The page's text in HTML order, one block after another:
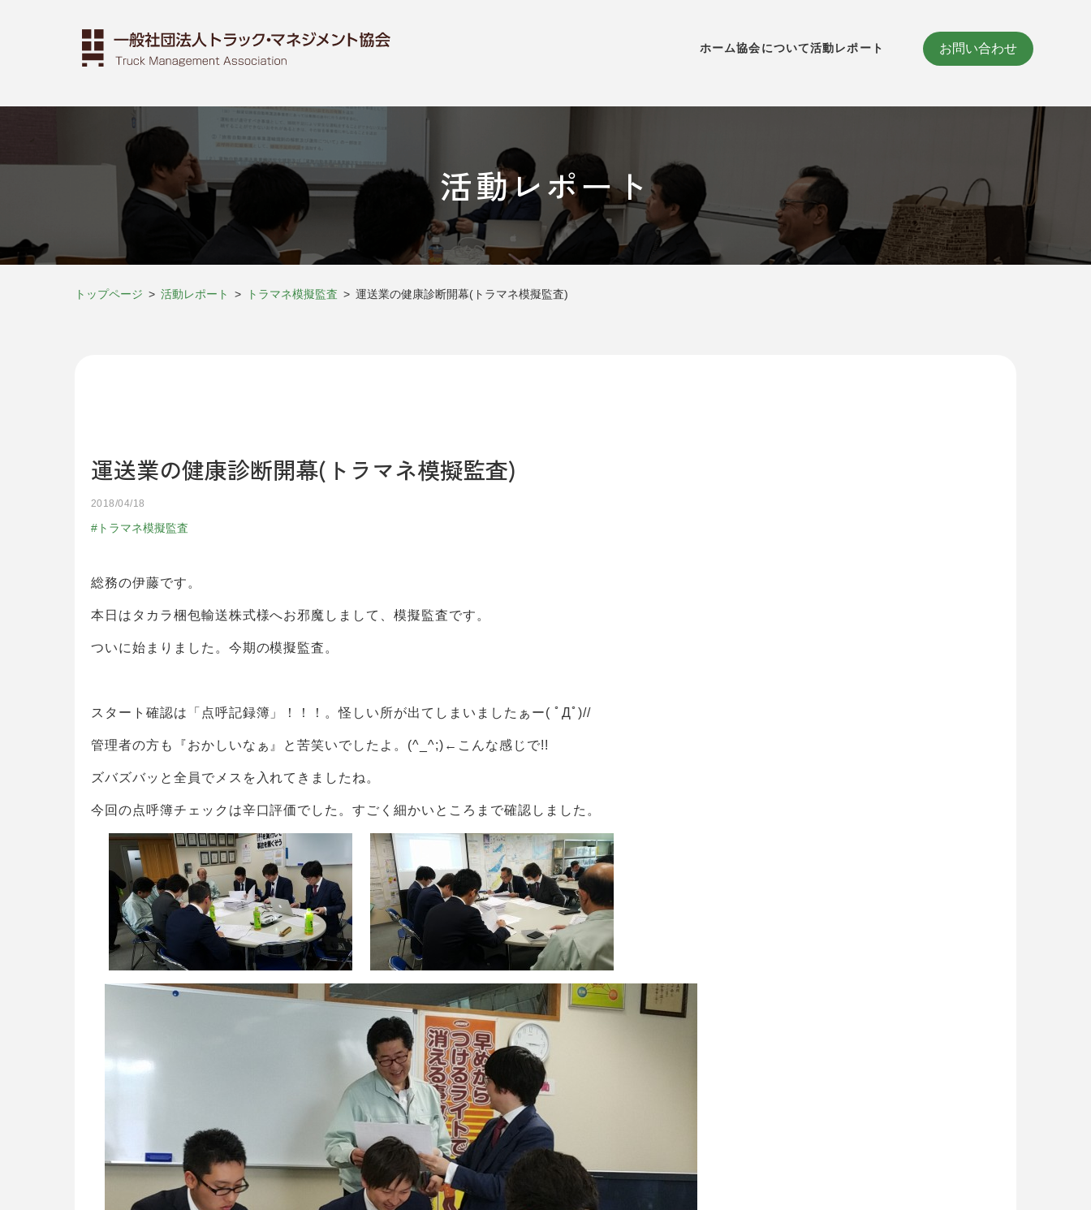
ホーム協会について活動レポート お問い合わせ
活動レポート
トップページ 活動レポート トラマネ模擬監査 運送業の健康診断開幕(トラマネ模擬監査)
運送業の健康診断開幕(トラマネ模擬監査)
2018/04/18
トラマネ模擬監査
総務の伊藤です。
本日はタカラ梱包輸送株式様へお邪魔しまして、模擬監査です。
ついに始まりました。今期の模擬監査。
スタート確認は「点呼記録簿」！！！。怪しい所が出てしまいましたぁー( ﾟДﾟ)//
管理者の方も『おかしいなぁ』と苦笑いでしたよ。(^_^;)←こんな感じで!!
ズバズバッと全員でメスを入れてきましたね。
今回の点呼簿チェックは辛口評価でした。すごく細かいところまで確認しました。